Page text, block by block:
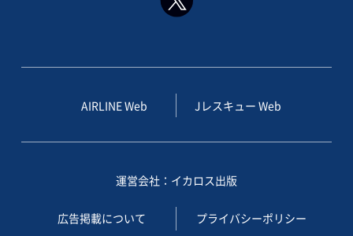
AIRLINE Web Jレスキュー Web
運営会社：イカロス出版
広告掲載について プライバシーポリシー